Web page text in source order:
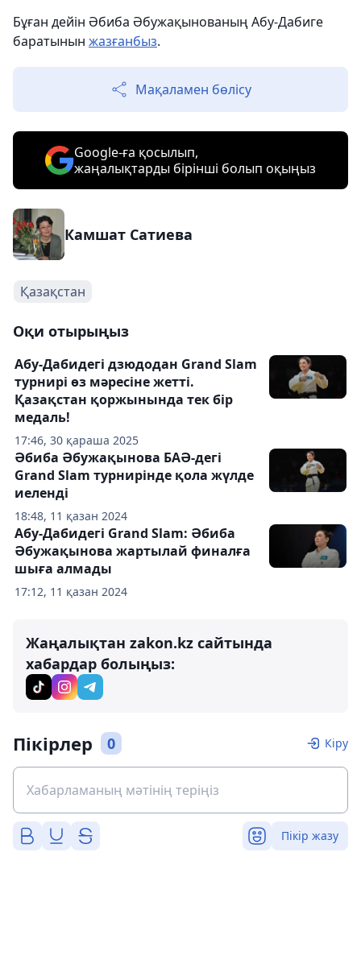
Бұған дейін Әбиба Әбужақынованың Абу-Дабиге
баратынын жазғанбыз.
Мақаламен бөлісу
Google-ға қосылып,
жаңалықтарды бірінші болып оқыңыз
Камшат Сатиева
Қазақстан
Оқи отырыңыз
17:46, 30 қараша 2025
Абу-Дабидегі дзюдодан Grand Slam
турнирі өз мәресіне жетті.
Қазақстан қоржынында тек бір
медаль!
18:48, 11 қазан 2024
Әбиба Әбужақынова БАӘ-дегі
Grand Slam турнирінде қола жүлде
иеленді
17:12, 11 қазан 2024
Абу-Дабидегі Grand Slam: Әбиба
Әбужақынова жартылай финалға
шыға алмады
Жаңалықтан zakon.kz сайтында
хабардар болыңыз:
Пікірлер 0 Кіру
Пікір жазу